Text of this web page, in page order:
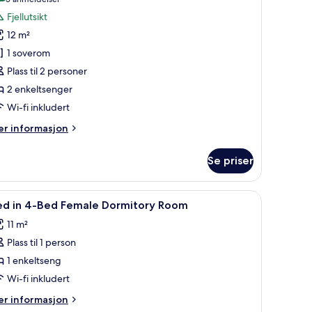
anmeldelser)
Fjellutsikt
12 m²
1 soverom
Plass til 2 personer
2 enkeltsenger
Wi-fi inkludert
informasjon
Se priser
og blendingsgardiner Safe på rommet, skrivebord for bærbar PC
5 in 4-Bed Female Dormitory Room
11 m²
Plass til 1 person
1 enkeltseng
Wi-fi inkludert
informasjon